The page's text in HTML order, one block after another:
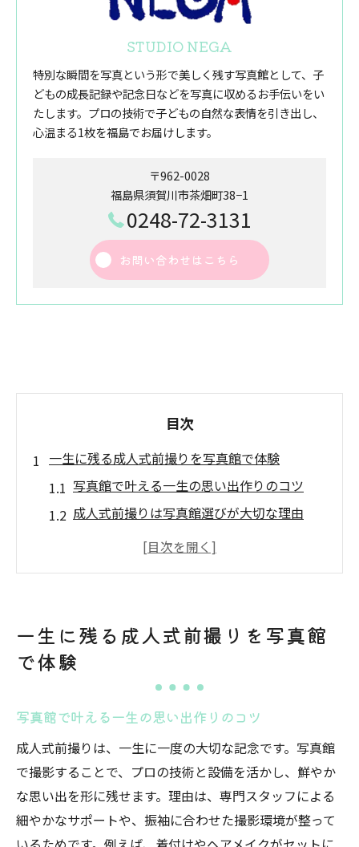
STUDIO NEGA
特別な瞬間を写真という形で美しく残す写真館として、子
どもの成長記録や記念日などを写真に収めるお手伝いをい
たします。プロの技術で子どもの自然な表情を引き出し、
心温まる1枚を福島でお届けします。
〒962-0028
福島県須賀川市茶畑町38−1
0248-72-3131
お問い合わせはこちら
目次
一生に残る成人式前撮りを写真館で体験
写真館で叶える一生の思い出作りのコツ
成人式前撮りは写真館選びが大切な理由
須賀川 写真館で体験する特別な前撮り
須賀川市で探す理想の写真館選びの秘訣
須賀川 写真館の特徴と選び方のコツ
証明写真やフォトウェディングとの違い解
説
フォトスタジオ選びは口コミも大切な理由
須賀川の写真館で叶える理想の前撮り体験
一生に残る成人式前撮りを写真館
で体験
写真館で叶える一生の思い出作りのコツ
成人式前撮りは、一生に一度の大切な記念です。写真館
で撮影することで、プロの技術と設備を活かし、鮮やか
な思い出を形に残せます。理由は、専門スタッフによる
細やかなサポートや、振袖に合わせた撮影環境が整って